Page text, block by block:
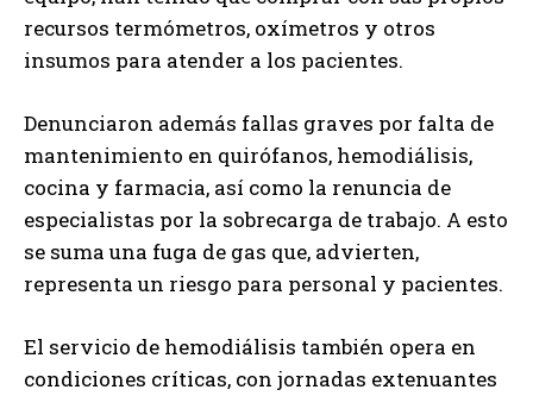
recursos termómetros, oxímetros y otros
insumos para atender a los pacientes.
Denunciaron además fallas graves por falta de
mantenimiento en quirófanos, hemodiálisis,
cocina y farmacia, así como la renuncia de
especialistas por la sobrecarga de trabajo. A esto
se suma una fuga de gas que, advierten,
representa un riesgo para personal y pacientes.
El servicio de hemodiálisis también opera en
condiciones críticas, con jornadas extenuantes